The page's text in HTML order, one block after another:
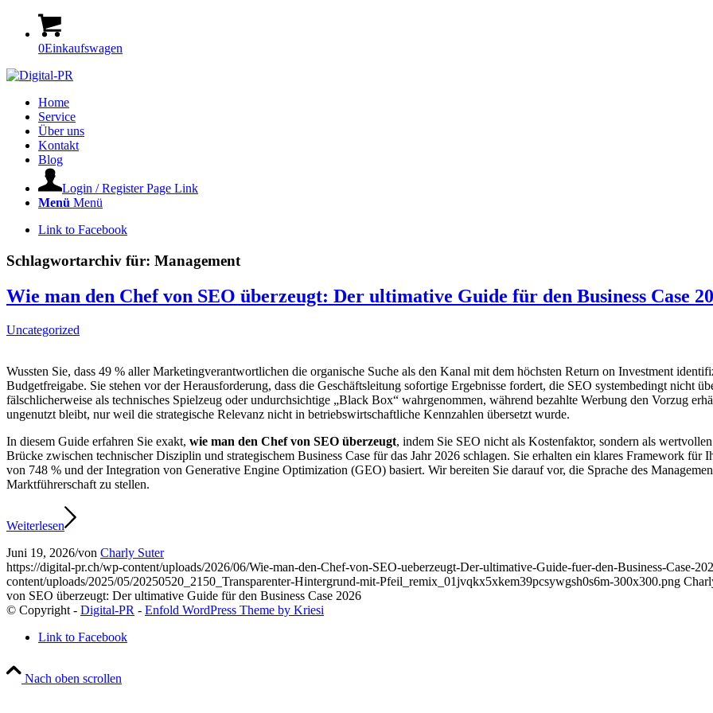
0Einkaufswagen
Home
Service
Über uns
Kontakt
Blog
Login / Register Page Link
Menü Menü
Link to Facebook
Schlagwortarchiv für: Management
Wie man den Chef von SEO überzeugt: Der ultimative Guide für den Business Case
Uncategorized
Wussten Sie, dass 49 % aller Marketingverantwortlichen die organische Suche als den Kanal mit dem höchsten Return on Investment
Budgetfreigabe. Sie stehen vor der Herausforderung, dass die Geschäftsleitung sofortige Ergebnisse fordert, die SEO systembedingt nicht
fälschlicherweise als technisches Spielzeug oder undurchsichtige „Black Box“ wahrgenommen, während bezahlte Werbung den Vorzug
ungenutzt bleibt, nur weil die strategische Relevanz nicht in betriebswirtschaftliche Kennzahlen übersetzt wurde.
In diesem Guide erfahren Sie exakt, wie man den Chef von SEO überzeugt, indem Sie SEO nicht als Kostenfaktor, sondern als
Brücke zwischen technischer Disziplin und strategischem Business Case für das Jahr 2026 schlagen. Sie erhalten ein klares Framework
von 748 % und der Integration von Generative Engine Optimization (GEO) basiert. Wir bereiten Sie darauf vor, die Sprache des
Marktführerschaft zu stellen.
Weiterlesen
Juni 19, 2026/von Charly Suter
https://digital-pr.ch/wp-content/uploads/2026/06/Wie-man-den-Chef-von-SEO-ueberzeugt-Der-ultimative-Guide-fuer-den-Business-Case-
content/uploads/2025/05/20250520_2150_Transparenter-Hintergrund-mit-Pfeil_remix_01jvqkx5xkem39pcsywgsh0s6m-300x300.png
von SEO überzeugt: Der ultimative Guide für den Business Case 2026
© Copyright - Digital-PR - Enfold WordPress Theme by Kriesi
Link to Facebook
Nach oben scrollen